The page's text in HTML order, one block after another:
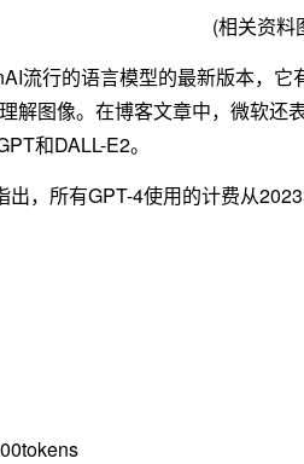
(相关资料
流行的语言模型的最新版本，
解图像。在博客文章中，微软还
和DALL-E2。
出，所有GPT-4使用的计费从